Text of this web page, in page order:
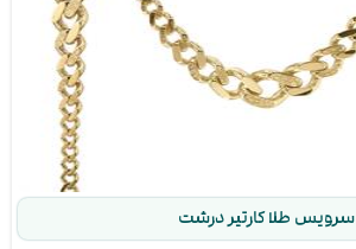
سرویس طلا کارتیر درشت